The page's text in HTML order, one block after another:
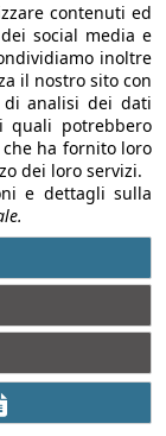
contenuti ed
social media e
inoltre
il nostro sito con
analisi dei dati
quali potrebbero
ha fornito loro
dei loro servizi.
e dettagli sulla